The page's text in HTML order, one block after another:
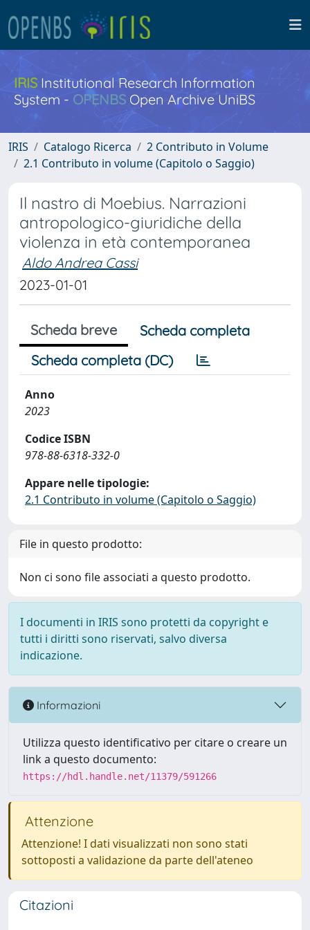
IRISInstitutional Research Information
System - OPENBS Open Archive UniBS
IRIS Catalogo Ricerca
2 Contributo in Volume
2.1 Contributo in volume (Capitolo o Saggio)
Il nastro di Moebius. Narrazioni
antropologico-giuridiche della
violenza in età contemporanea
Aldo Andrea Cassi
2023-01-01
Scheda breve
Scheda completa
Scheda completa (DC)
Anno
2023
Codice ISBN
978-88-6318-332-0
Appare nelle tipologie:
2.1 Contributo in volume (Capitolo o Saggio)
File in questo prodotto:
Non ci sono file associati a questo prodotto.
I documenti in IRIS sono protetti da copyright e
tutti i diritti sono riservati, salvo diversa
indicazione.
Informazioni
Utilizza questo identificativo per citare o creare un
link a questo documento:
https://hdl.handle.net/11379/591266
Attenzione
Attenzione! I dati visualizzati non sono stati
sottoposti a validazione da parte dell'ateneo
Citazioni